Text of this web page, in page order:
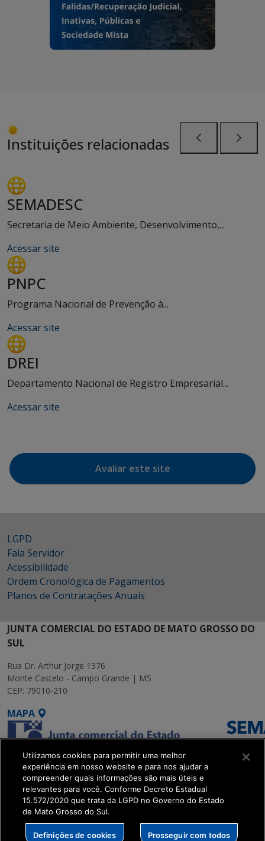
Instituições relacionadas
SEMADESC
Secretaria de Meio Ambiente, Desenvolvimento,...
Acessar site
PNPC
Programa Nacional de Prevenção à...
Acessar site
DREI
Departamento Nacional de Registro Empresarial...
Acessar site
Avaliar este site
LGPD
Fala Servidor
Acessibilidade
Ordem Cronológica de Pagamentos
Planos de Contratações Anuais
JUNTA COMERCIAL DO ESTADO DE MATO GROSSO DO
SUL
Rua Dr. Arthur Jorge 1376
Monte Castelo - Campo Grande | MS
CEP: 79010-210
MAPA
SETDIG | Secretaria-
Executiva de
Transformação Digital
Utilizamos cookies para permitir uma melhor
experiência em nosso website e para nos ajudar a
compreender quais informações são mais úteis e
relevantes para você. Conforme Decreto Estadual
15.572/2020 que trata da LGPD no Governo do Estado
de Mato Grosso do Sul.
Definições de cookies Prosseguir com todos